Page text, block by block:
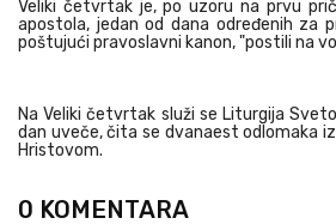
Veliki četvrtak je, po uzoru na prvu
apostola, jedan od dana određenih za
poštujući pravoslavni kanon, "postili na
Na Veliki četvrtak služi se Liturgija
dan uveče, čita se dvanaest odlomaka
Hristovom.
0 KOMENTARA